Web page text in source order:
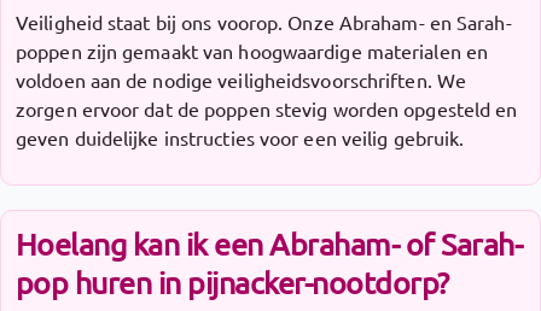
Veiligheid staat bij ons voorop. Onze Abraham- en Sarah-
poppen zijn gemaakt van hoogwaardige materialen en
voldoen aan de nodige veiligheidsvoorschriften. We
zorgen ervoor dat de poppen stevig worden opgesteld en
geven duidelijke instructies voor een veilig gebruik.
Hoelang kan ik een Abraham- of Sarah-
pop huren in pijnacker-nootdorp?